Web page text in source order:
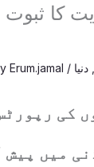
کا ثبوت
دنیا /
Erum.jamal
کی
میں پیش